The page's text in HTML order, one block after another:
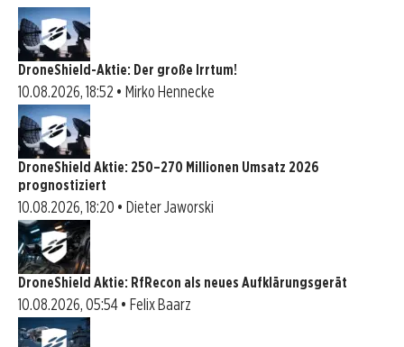
DroneShield-Aktie: Der große Irrtum!
10.08.2026, 18:52 • Mirko Hennecke
DroneShield Aktie: 250–270 Millionen Umsatz 2026
prognostiziert
10.08.2026, 18:20 • Dieter Jaworski
DroneShield Aktie: RfRecon als neues Aufklärungsgerät
10.08.2026, 05:54 • Felix Baarz